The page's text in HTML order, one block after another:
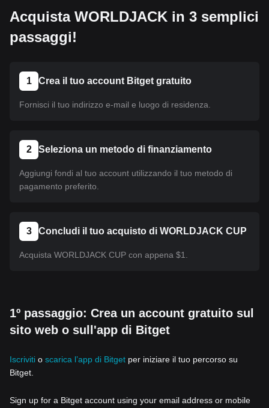
listing. Una volta disponibile su Bitget, puoi seguire
tutorial è valido per tutte le criptovalute listate su
Acquista WORLDJACK in 3 semplici
passaggi!
1 Crea il tuo account Bitget gratuito
Fornisci il tuo indirizzo e-mail e luogo di residenza.
2 Seleziona un metodo di finanziamento
Aggiungi fondi al tuo account utilizzando il tuo metodo di
pagamento preferito.
3 Concludi il tuo acquisto di WORLDJACK CUP
Acquista WORLDJACK CUP con appena $1.
1º passaggio: Crea un account gratuito sul
sito web o sull'app di Bitget
Iscriviti o scarica l’app di Bitget per iniziare il tuo percorso su
Bitget.
Sign up for a Bitget account using your email address or mobile